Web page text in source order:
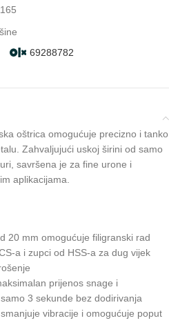
69288782
oštrica omogućuje precizno i tanko
Zahvaljujući uskoj širini od samo
savršena je za fine urone i
aplikacijama.
20 mm omogućuje filigranski rad
a i zupci od HSS-a za dug vijek
prijenos snage i
3 sekunde bez dodirivanja
vibracije i omogućuje poput